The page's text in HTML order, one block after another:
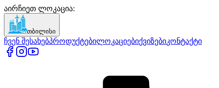
აირჩიეთ ლოკაცია:
თბილისი
ჩვენ შესახებპროდუქტებილოკაციებიქვიზებიკონტაქტი